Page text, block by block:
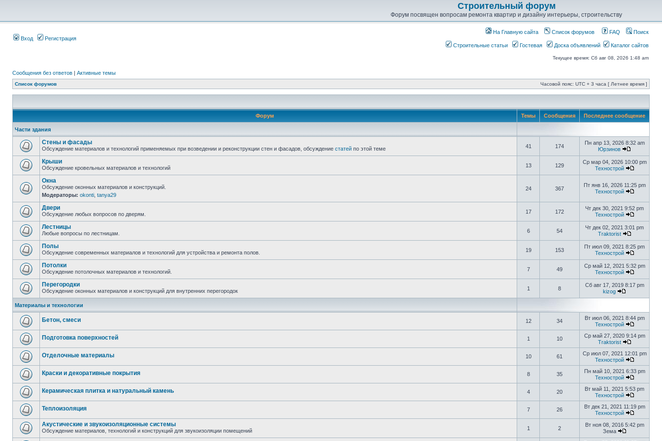
Строительный форум
Форум посвящен вопросам ремонта квартир и дизайну интерьеры, строительству
Вход Регистрация
На Главную сайта Список форумов FAQ Поиск
Строительные статьи Гостевая Доска объявлений Каталог сайтов
Текущее время: Сб авг 08, 2026 1:48 am
Сообщения без ответов | Активные темы
Список форумов Часовой пояс: UTC + 3 часа [ Летнее время ]
Форум Темы Сообщения Последнее сообщение
Части здания
Стены и фасады
Обсуждение материалов и технологий применяемых при возведении и реконструкции стен и фасадов, обсуждение статей по этой теме 41 174
Пн апр 13, 2026 8:32 am
Юрзинов
Крыши
Обсуждение кровельных материалов и технологий 13 129
Ср мар 04, 2026 10:00 pm
Технострой
Окна
Обсуждение оконных материалов и конструкций.
Модераторы: okonti tanya29
24 367
Пт янв 16, 2026 11:25 pm
Технострой
Двери
Обсуждение любых вопросов по дверям. 17 172
Чт дек 30, 2021 9:52 pm
Технострой
Лестницы
Любые вопросы по лестницам. 6 54
Чт дек 02, 2021 3:01 pm
Traktorist
Полы
Обсуждение современных материалов и технологий для устройства и ремонта полов. 19 153
Пт июл 09, 2021 8:25 pm
Технострой
Потолки
Обсуждение потолочных материалов и технологий. 7 49
Ср май 12, 2021 5:32 pm
Технострой
Перегородки
Обсуждение оконных материалов и конструкций для внутренних перегородок 1 8
Сб авг 17, 2019 8:17 pm
kizog
Материалы и технологии
Бетон, смеси 12 34
Вт июл 06, 2021 8:44 pm
Технострой
Подготовка поверхностей 1 10
Ср май 27, 2020 9:14 pm
Traktorist
Отделочные материалы 10 61
Ср июл 07, 2021 12:01 pm
Технострой
Краски и декоративные покрытия 8 35
Пн май 10, 2021 6:33 pm
Технострой
Керамическая плитка и натуральный камень 4 20
Вт май 11, 2021 5:53 pm
Технострой
Теплоизоляция 7 26
Вт дек 21, 2021 11:19 pm
Технострой
Акустические и звукоизоляционные системы
Обсуждение материалов, технологий и конструкций для звукоизоляции помещений 1 2
Вт ноя 08, 2016 5:42 pm
Зема